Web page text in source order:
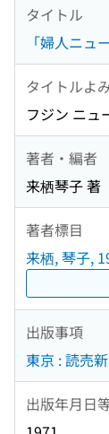
タイトル
「婦人ニュ
タイトルよ
フジン ニュ
著者・編者
来栖琴子 著
著者標目
来栖, 琴子,
出版事項
東京 : 読売
出版年月日